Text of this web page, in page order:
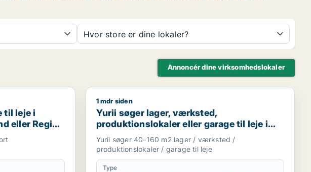
Hvor store er dine lokaler?
Annoncér dine virksomhedslokaler
i Storkøbenhavn, Nordsjælland eller Region Sjælland
til leje i
eller Region
Yurii søger lager, værksted, produktionslokaler eller
1 mdr siden
Yurii søger lager, værksted,
produktionslokaler eller garage til leje i
Region Sjælland
Yurii søger 40-160 m2 lager / værksted /
produktionslokaler / garage til leje
Type